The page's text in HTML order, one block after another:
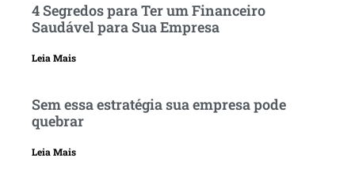
4 Segredos para Ter um Financeiro
Saudável para Sua Empresa
Leia Mais
Sem essa estratégia sua empresa pode
quebrar
Leia Mais